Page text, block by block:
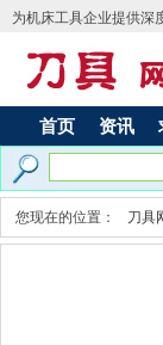
为机床工具企业
首页 资讯
您现在的位置： 刀具